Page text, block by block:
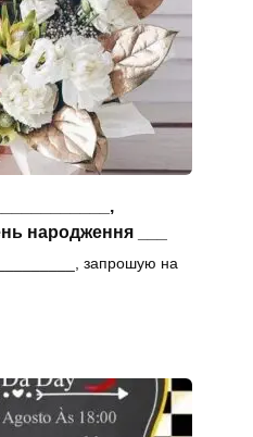
народження ___
запрошую на